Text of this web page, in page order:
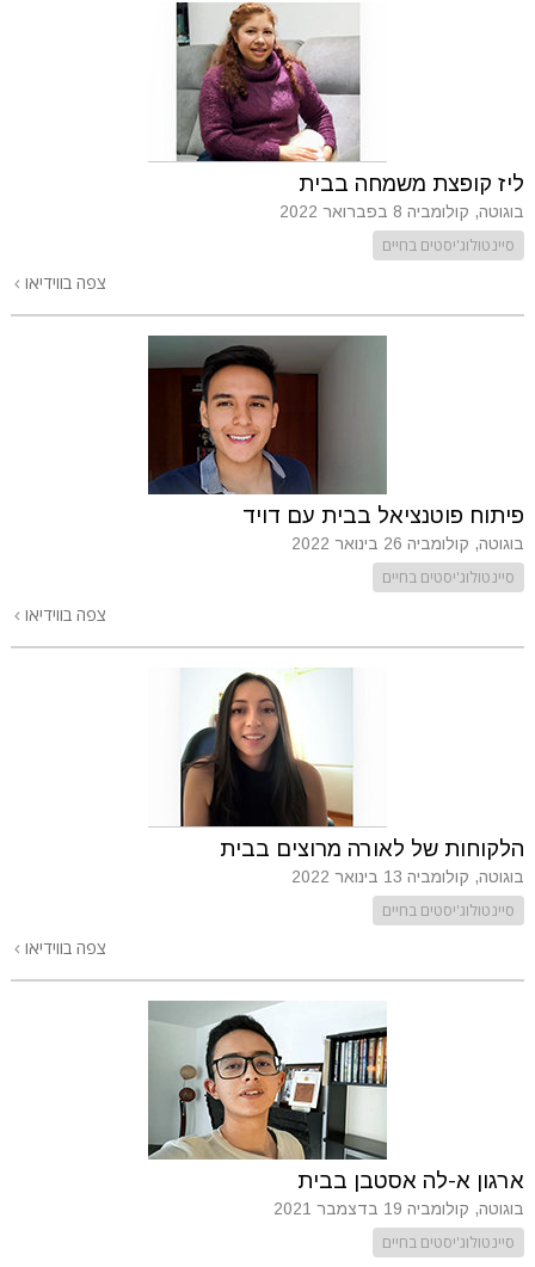
ליז קופצת משמחה בבית
בוגוטה, קולומביה 8 בפברואר 2022
סיינטולוג'יסטים בחיים
צפה בווידיאו
פיתוח פוטנציאל בבית עם דויד
בוגוטה, קולומביה 26 בינואר 2022
סיינטולוג'יסטים בחיים
צפה בווידיאו
הלקוחות של לאורה מרוצים בבית
בוגוטה, קולומביה 13 בינואר 2022
סיינטולוג'יסטים בחיים
צפה בווידיאו
ארגון א-לה אסטבן בבית
בוגוטה, קולומביה 19 בדצמבר 2021
סיינטולוג'יסטים בחיים